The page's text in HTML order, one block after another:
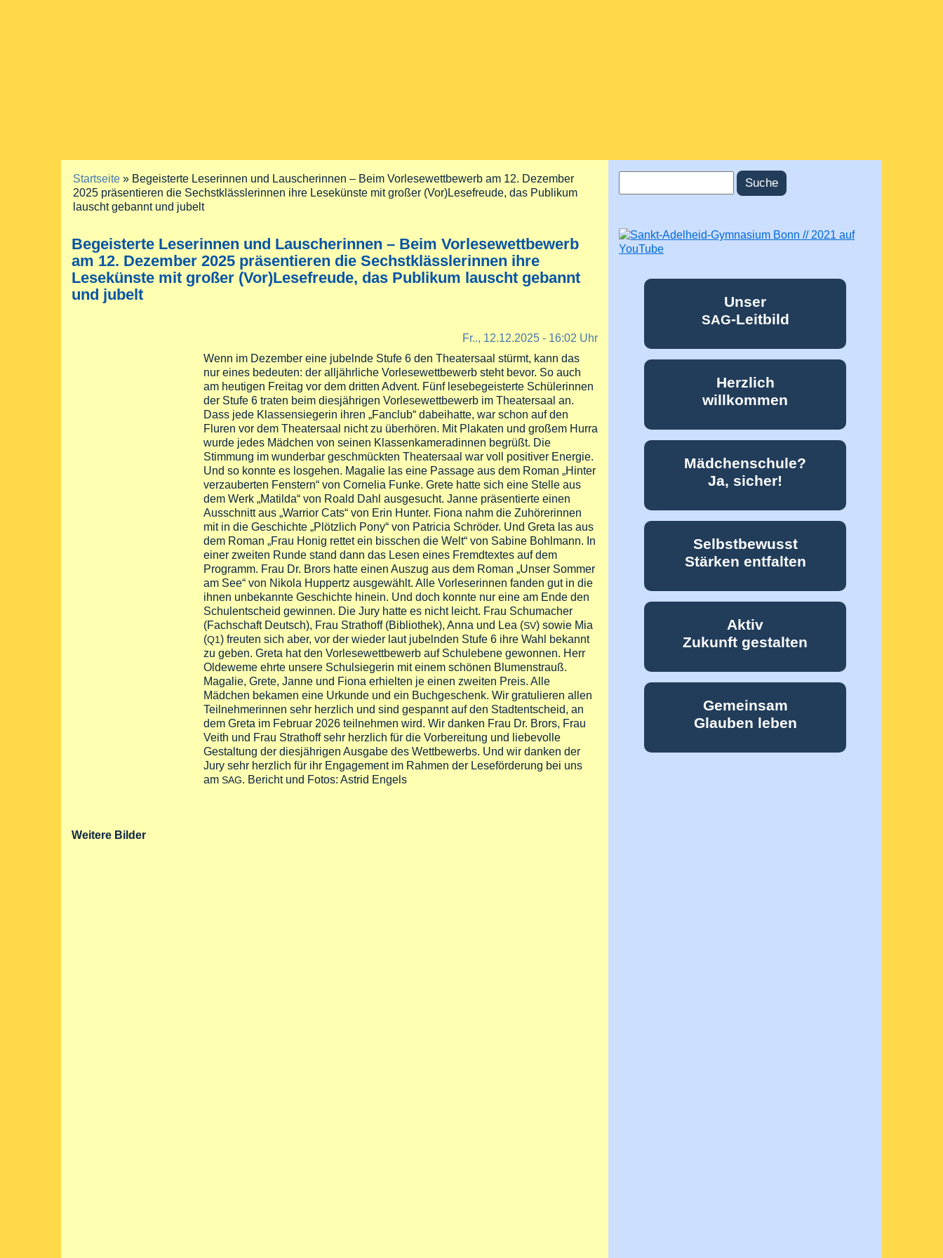
Sie sind hier
Startseite » Begeisterte Leserinnen und Lauscherinnen – Beim Vorlesewettbewerb am 12. Dezember
2025 präsentieren die Sechstklässlerinnen ihre Lesekünste mit großer (Vor)Lesefreude, das Publikum
lauscht gebannt und jubelt
Begeisterte Leserinnen und Lauscherinnen – Beim Vorlesewettbewerb
am 12. Dezember 2025 präsentieren die Sechstklässlerinnen ihre
Lesekünste mit großer (Vor)Lesefreude, das Publikum lauscht gebannt
und jubelt
Fr.., 12.12.2025 - 16:02 Uhr
Wenn im Dezember eine jubelnde Stufe 6 den Theatersaal stürmt, kann das
nur eines bedeuten: der alljährliche Vorlesewettbewerb steht bevor. So auch
am heutigen Freitag vor dem dritten Advent. Fünf lesebegeisterte Schülerinnen
der Stufe 6 traten beim diesjährigen Vorlesewettbewerb im Theatersaal an.
Dass jede Klassensiegerin ihren „Fanclub“ dabeihatte, war schon auf den
Fluren vor dem Theatersaal nicht zu überhören. Mit Plakaten und großem Hurra
wurde jedes Mädchen von seinen Klassenkameradinnen begrüßt. Die
Stimmung im wunderbar geschmückten Theatersaal war voll positiver Energie.
Und so konnte es losgehen. Magalie las eine Passage aus dem Roman „Hinter
verzauberten Fenstern“ von Cornelia Funke. Grete hatte sich eine Stelle aus
dem Werk „Matilda“ von Roald Dahl ausgesucht. Janne präsentierte einen
Ausschnitt aus „Warrior Cats“ von Erin Hunter. Fiona nahm die Zuhörerinnen
mit in die Geschichte „Plötzlich Pony“ von Patricia Schröder. Und Greta las aus
dem Roman „Frau Honig rettet ein bisschen die Welt“ von Sabine Bohlmann. In
einer zweiten Runde stand dann das Lesen eines Fremdtextes auf dem
Programm. Frau Dr. Brors hatte einen Auszug aus dem Roman „Unser Sommer
am See“ von Nikola Huppertz ausgewählt. Alle Vorleserinnen fanden gut in die
ihnen unbekannte Geschichte hinein. Und doch konnte nur eine am Ende den
Schulentscheid gewinnen. Die Jury hatte es nicht leicht. Frau Schumacher
(Fachschaft Deutsch), Frau Strathoff (Bibliothek), Anna und Lea (SV) sowie Mia
(Q1) freuten sich aber, vor der wieder laut jubelnden Stufe 6 ihre Wahl bekannt
zu geben. Greta hat den Vorlesewettbewerb auf Schulebene gewonnen. Herr
Oldeweme ehrte unsere Schulsiegerin mit einem schönen Blumenstrauß.
Magalie, Grete, Janne und Fiona erhielten je einen zweiten Preis. Alle
Mädchen bekamen eine Urkunde und ein Buchgeschenk. Wir gratulieren allen
Teilnehmerinnen sehr herzlich und sind gespannt auf den Stadtentscheid, an
dem Greta im Februar 2026 teilnehmen wird. Wir danken Frau Dr. Brors, Frau
Veith und Frau Strathoff sehr herzlich für die Vorbereitung und liebevolle
Gestaltung der diesjährigen Ausgabe des Wettbewerbs. Und wir danken der
Jury sehr herzlich für ihr Engagement im Rahmen der Leseförderung bei uns
am SAG. Bericht und Fotos: Astrid Engels
Weitere Bilder
Unser
SAG-Leitbild
Herzlich
willkommen
Mädchenschule?
Ja, sicher!
Selbstbewusst
Stärken entfalten
Aktiv
Zukunft gestalten
Gemeinsam
Glauben leben